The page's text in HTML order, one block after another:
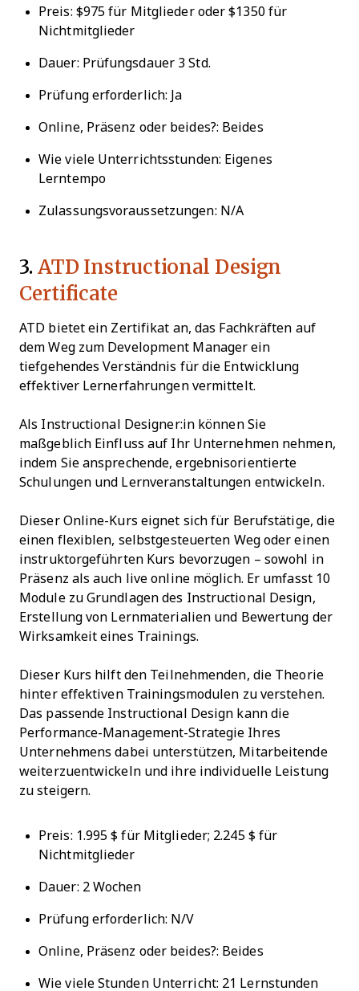
Preis: $975 für Mitglieder oder $1350 für
Nichtmitglieder
Dauer: Prüfungsdauer 3 Std.
Prüfung erforderlich: Ja
Online, Präsenz oder beides?: Beides
Wie viele Unterrichtsstunden: Eigenes
Lerntempo
Zulassungsvoraussetzungen: N/A
3. ATD Instructional Design
Certificate
ATD bietet ein Zertifikat an, das Fachkräften auf
dem Weg zum Development Manager ein
tiefgehendes Verständnis für die Entwicklung
effektiver Lernerfahrungen vermittelt.
Als Instructional Designer:in können Sie
maßgeblich Einfluss auf Ihr Unternehmen nehmen,
indem Sie ansprechende, ergebnisorientierte
Schulungen und Lernveranstaltungen entwickeln.
Dieser Online-Kurs eignet sich für Berufstätige, die
einen flexiblen, selbstgesteuerten Weg oder einen
instruktorgeführten Kurs bevorzugen – sowohl in
Präsenz als auch live online möglich. Er umfasst 10
Module zu Grundlagen des Instructional Design,
Erstellung von Lernmaterialien und Bewertung der
Wirksamkeit eines Trainings.
Dieser Kurs hilft den Teilnehmenden, die Theorie
hinter effektiven Trainingsmodulen zu verstehen.
Das passende Instructional Design kann die
Performance-Management-Strategie Ihres
Unternehmens dabei unterstützen, Mitarbeitende
weiterzuentwickeln und ihre individuelle Leistung
zu steigern.
Preis: 1.995 $ für Mitglieder; 2.245 $ für
Nichtmitglieder
Dauer: 2 Wochen
Prüfung erforderlich: N/V
Online, Präsenz oder beides?: Beides
Wie viele Stunden Unterricht: 21 Lernstunden